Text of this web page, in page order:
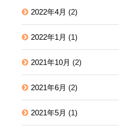
2022年4月 (2)
2022年1月 (1)
2021年10月 (2)
2021年6月 (2)
2021年5月 (1)